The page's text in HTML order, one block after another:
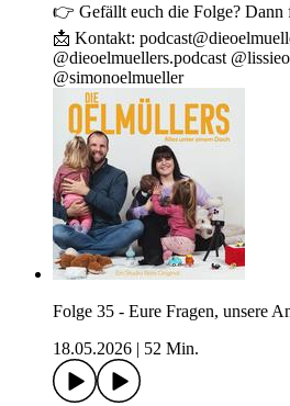
👉 Gefällt euch die Folge? Dann
📩 Kontakt:
⁠⁠⁠⁠⁠⁠@⁠dieoelmuellers.podcast⁠⁠⁠⁠⁠
@⁠simonoelmueller⁠⁠
Folge 35 - Eure Fragen, unsere
18.05.2026
52 Min.